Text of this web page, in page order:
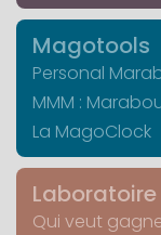
Magotools
Personal
MMM :
La MagoClock
Laboratoire
Qui veut